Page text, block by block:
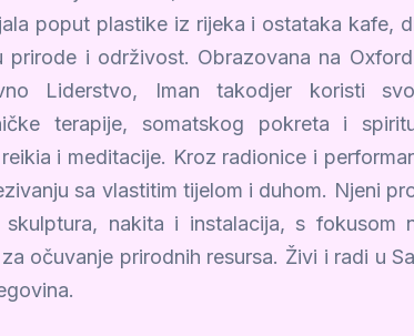
poput plastike iz rijeka i ostataka kafe,
prirode i održivost. Obrazovana na
Liderstvo, Iman takodjer koristi
terapije, somatskog pokreta i
i meditacije. Kroz radionice i
sa vlastitim tijelom i duhom. Njeni
skulptura, nakita i instalacija, s fokusom
očuvanje prirodnih resursa. Živi i radi u